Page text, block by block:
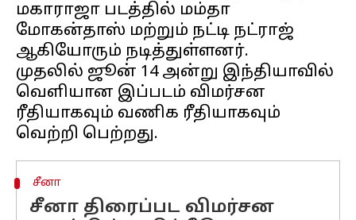
மகாராஜா படத்தில் மம்தா
மோகன்தாஸ் மற்றும் நட்டி நட்ராஜ்
ஆகியோரும் நடித்துள்ளனர்.
முதலில் ஜூன் 14 அன்று இந்தியாவில்
வெளியான இப்படம் விமர்சன
ரீதியாகவும் வணிக ரீதியாகவும்
சீனா
சீனா திரைப்பட விமர்சன